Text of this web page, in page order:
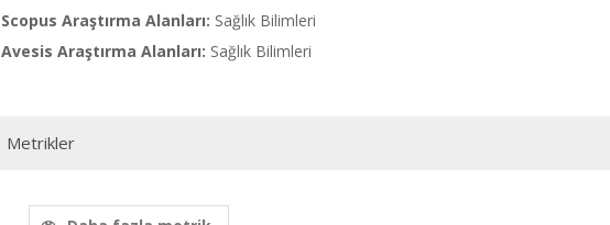
Scopus Araştırma Alanları: Sağlık Bilimleri
Avesis Araştırma Alanları: Sağlık Bilimleri
Metrikler